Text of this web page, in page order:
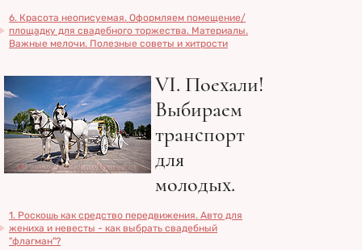
6. Красота неописуемая. Оформляем помещение/
площадку для свадебного торжества. Материалы.
Важные мелочи. Полезные советы и хитрости
VI. Поехали!
Выбираем
транспорт
для
молодых.
1. Роскошь как средство передвижения. Авто для
жениха и невесты - как выбрать свадебный
"флагман"?